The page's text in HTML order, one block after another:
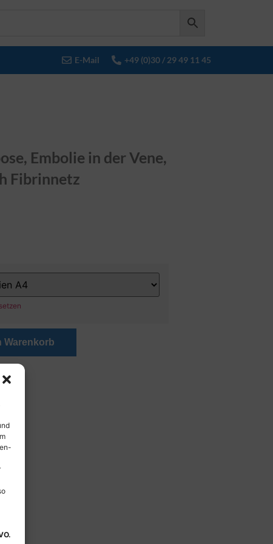
E-Mail +49 (0)30 / 29 49 11 45
Embolie in der Vene,
Fibrinnetz
Warenkorb